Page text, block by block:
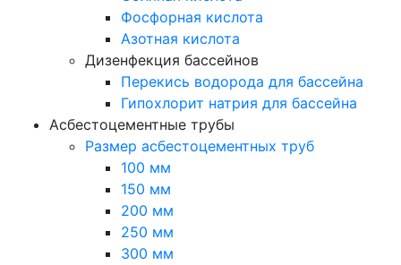
Фосфорная кислота
Азотная кислота
Дизенфекция бассейнов
Перекись водорода для бассейна
Гипохлорит натрия для бассейна
Асбестоцементные трубы
Размер асбестоцементных труб
100 мм
150 мм
200 мм
250 мм
300 мм